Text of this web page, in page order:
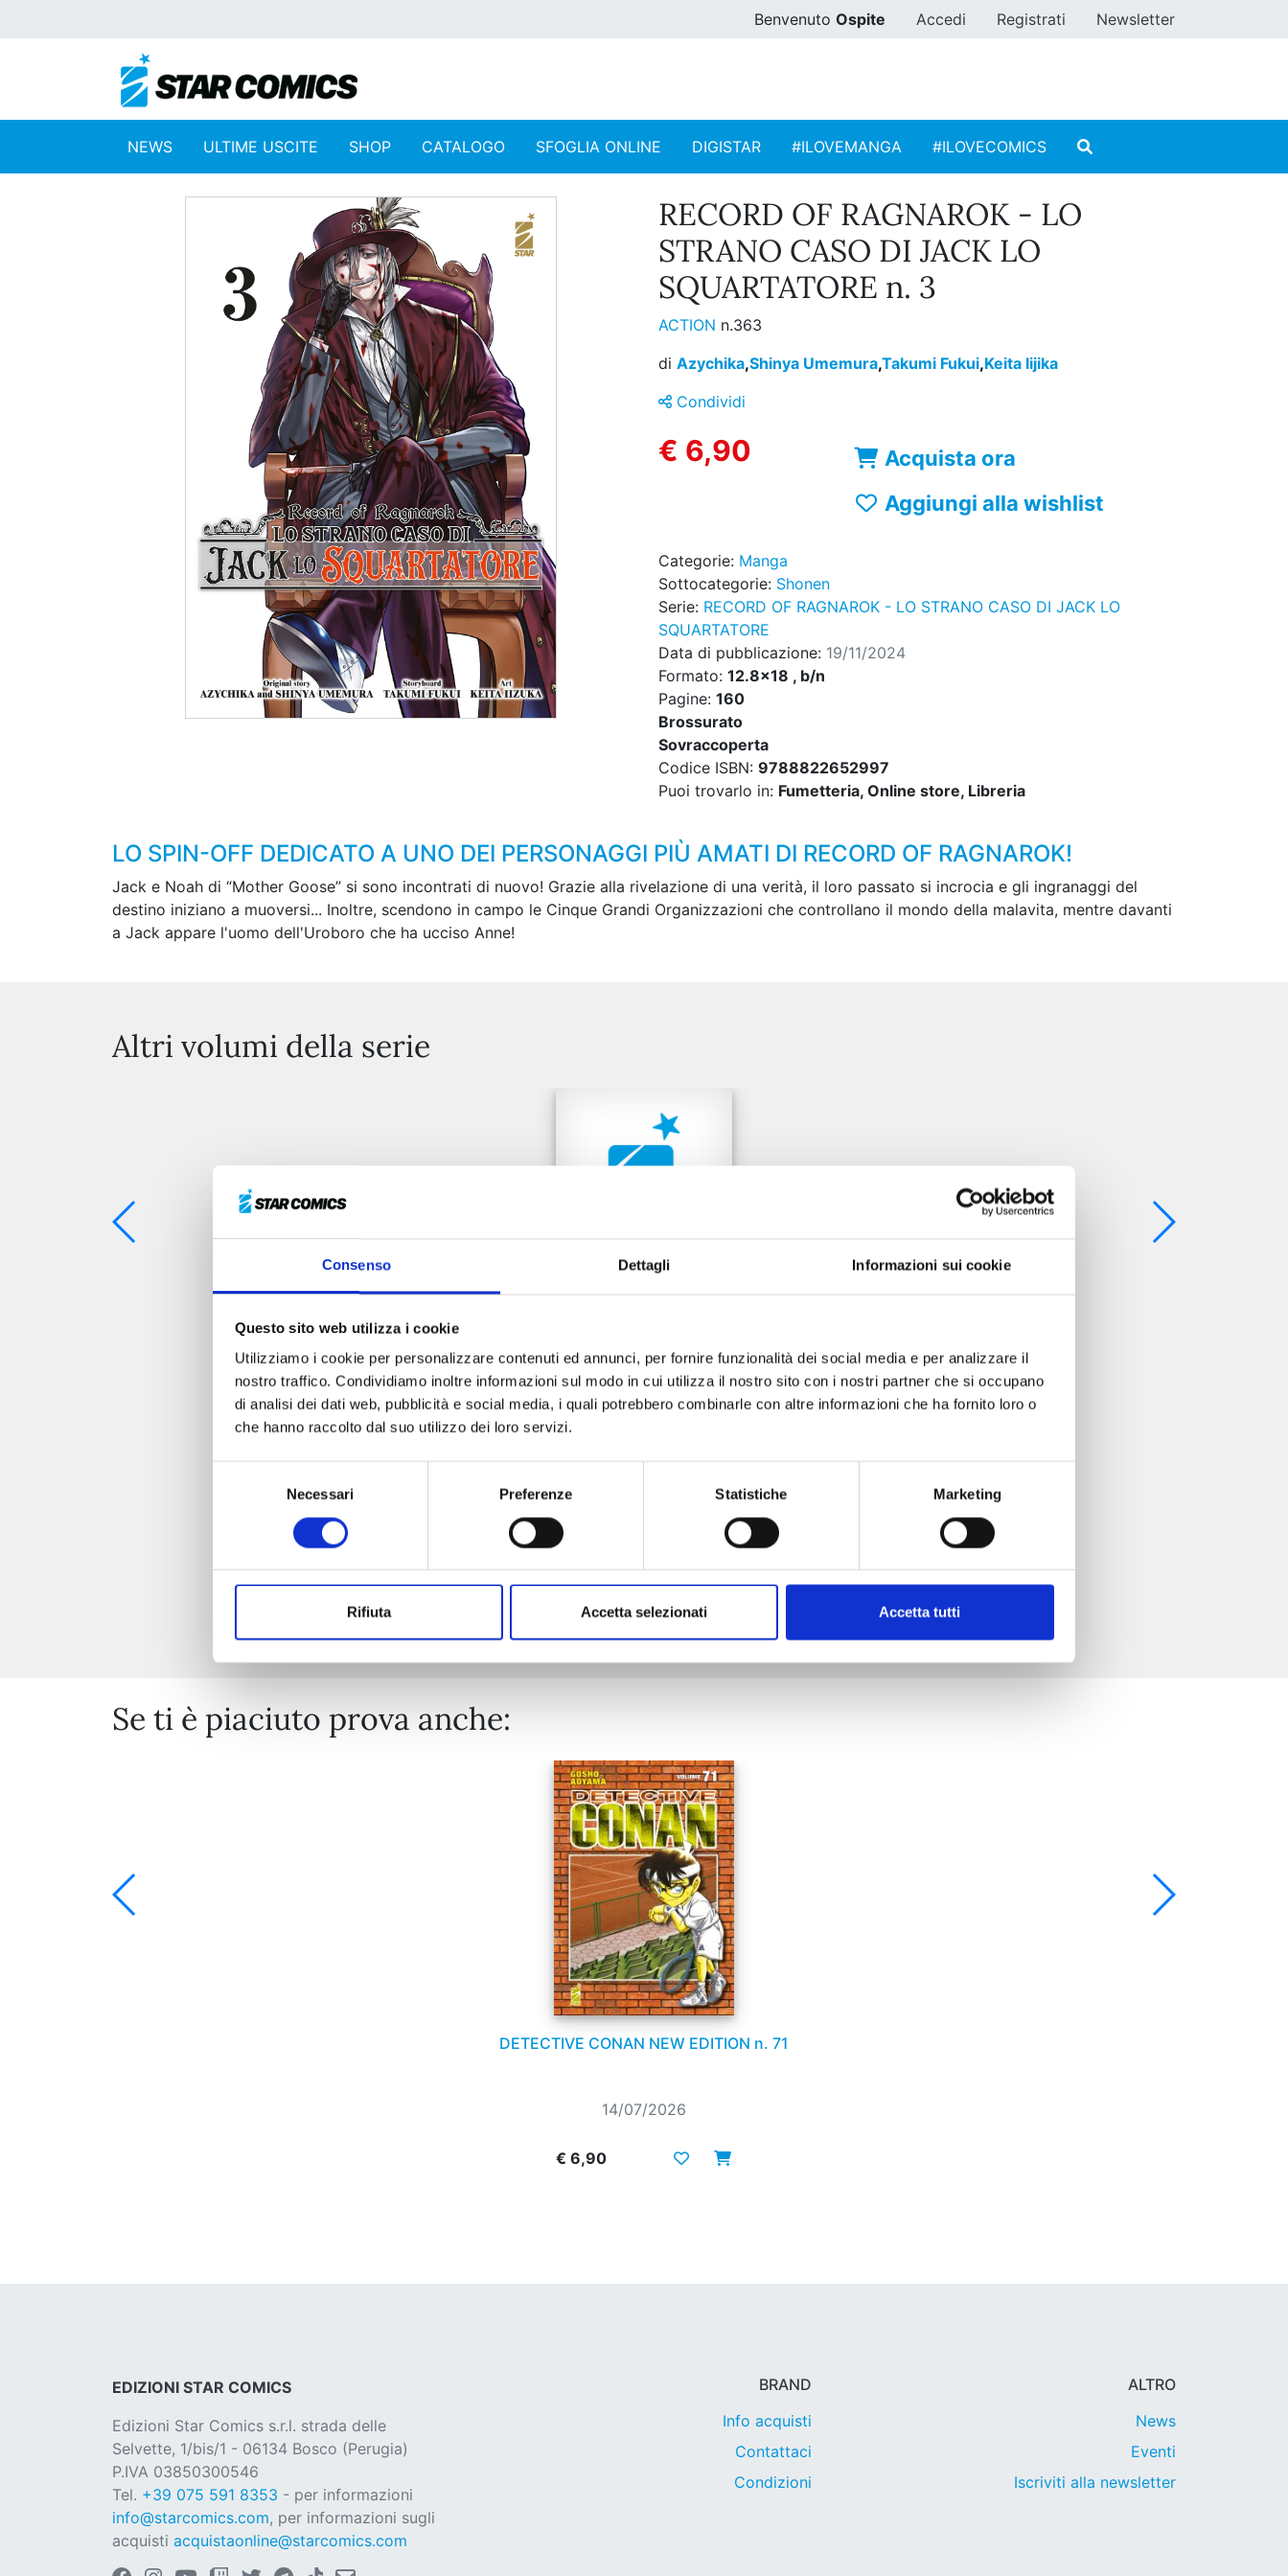
Consenso Dettagli Informazioni sui cookie
Questo sito web utilizza i cookie
Utilizziamo i cookie per personalizzare contenuti ed annunci, per fornire funzionalità dei social media e per analizzare il
nostro traffico. Condividiamo inoltre informazioni sul modo in cui utilizza il nostro sito con i nostri partner che si occupano
di analisi dei dati web, pubblicità e social media, i quali potrebbero combinarle con altre informazioni che ha fornito loro o
che hanno raccolto dal suo utilizzo dei loro servizi.
Necessari Preferenze Statistiche Marketing
Rifiuta Accetta selezionati Accetta tutti
Benvenuto Ospite Accedi Registrati Newsletter
NEWS ULTIME USCITE SHOP CATALOGO SFOGLIA ONLINE DIGISTAR #ILOVEMANGA #ILOVECOMICS
RECORD OF RAGNAROK - LO
STRANO CASO DI JACK LO
SQUARTATORE n. 3
ACTION n.363
di Azychika,Shinya Umemura,Takumi Fukui,Keita Iijika
Condividi
€ 6,90
Acquista ora
Aggiungi alla wishlist
Categorie: Manga
Sottocategorie: Shonen
Serie: RECORD OF RAGNAROK - LO STRANO CASO DI JACK LO
SQUARTATORE
Data di pubblicazione: 19/11/2024
Formato: 12.8x18 , b/n
Pagine: 160
Brossurato
Sovraccoperta
Codice ISBN: 9788822652997
Puoi trovarlo in: Fumetteria, Online store, Libreria
LO SPIN-OFF DEDICATO A UNO DEI PERSONAGGI PIÙ AMATI DI RECORD OF RAGNAROK!
Jack e Noah di “Mother Goose” si sono incontrati di nuovo! Grazie alla rivelazione di una verità, il loro passato si incrocia e gli ingranaggi del
destino iniziano a muoversi... Inoltre, scendono in campo le Cinque Grandi Organizzazioni che controllano il mondo della malavita, mentre davanti
a Jack appare l'uomo dell'Uroboro che ha ucciso Anne!
Altri volumi della serie
RECORD OF RAGNAROK - LO STRANO CASO DI JACK LO SQUARTATORE n. 9
Se ti è piaciuto prova anche:
DETECTIVE CONAN NEW EDITION n. 71
14/07/2026
€ 6,90
EDIZIONI STAR COMICS
Edizioni Star Comics s.r.l. strada delle
Selvette, 1/bis/1 - 06134 Bosco (Perugia)
P.IVA 03850300546
Tel. +39 075 591 8353 - per informazioni
info@starcomics.com, per informazioni sugli
acquisti acquistaonline@starcomics.com
BRAND
Info acquisti
Contattaci
Condizioni
ALTRO
News
Eventi
Iscriviti alla newsletter